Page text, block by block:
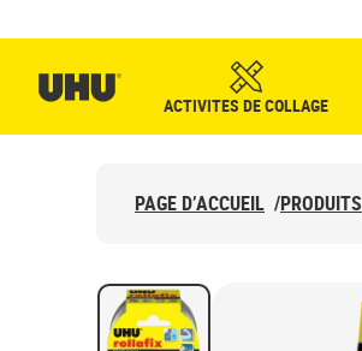
ACTIVITES DE COLLAGE
PAGE D’ACCUEIL /PRODUITS